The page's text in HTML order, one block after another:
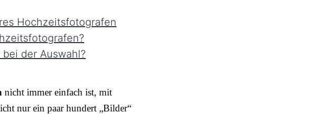
Hochzeitsfotografen
der Auswahl?
nicht immer einfach ist, mit
nur ein paar hundert „Bilder“